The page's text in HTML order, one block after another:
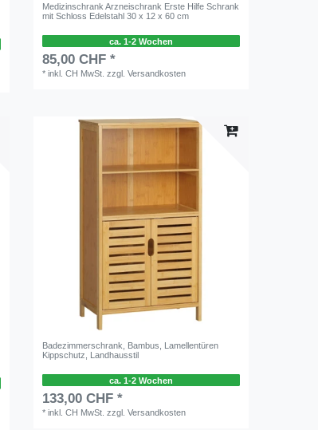
Medizinschrank Arzneischrank Erste Hilfe Schrank
mit Schloss Edelstahl 30 x 12 x 60 cm
ca. 1-2 Wochen
85,00 CHF *
*inkl. CH MwSt. zzgl.Versandkosten
Badezimmerschrank, Bambus, Lamellentüren
Kippschutz, Landhausstil
ca. 1-2 Wochen
133,00 CHF *
*inkl. CH MwSt. zzgl.Versandkosten